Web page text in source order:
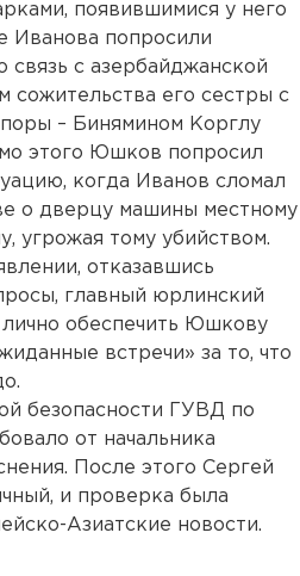
появившимися у него
Иванова попросили
связь с азербайджанской
сожительства его сестры с
– Бинямином Корглу
этого Юшков попросил
когда Иванов сломал
о дверцу машины местному
угрожая тому убийством.
отказавшись
главный юрлинский
обеспечить Юшкову
встречи» за то, что
безопасности ГУВД по
от начальника
После этого Сергей
и проверка была
Азиатские новости.